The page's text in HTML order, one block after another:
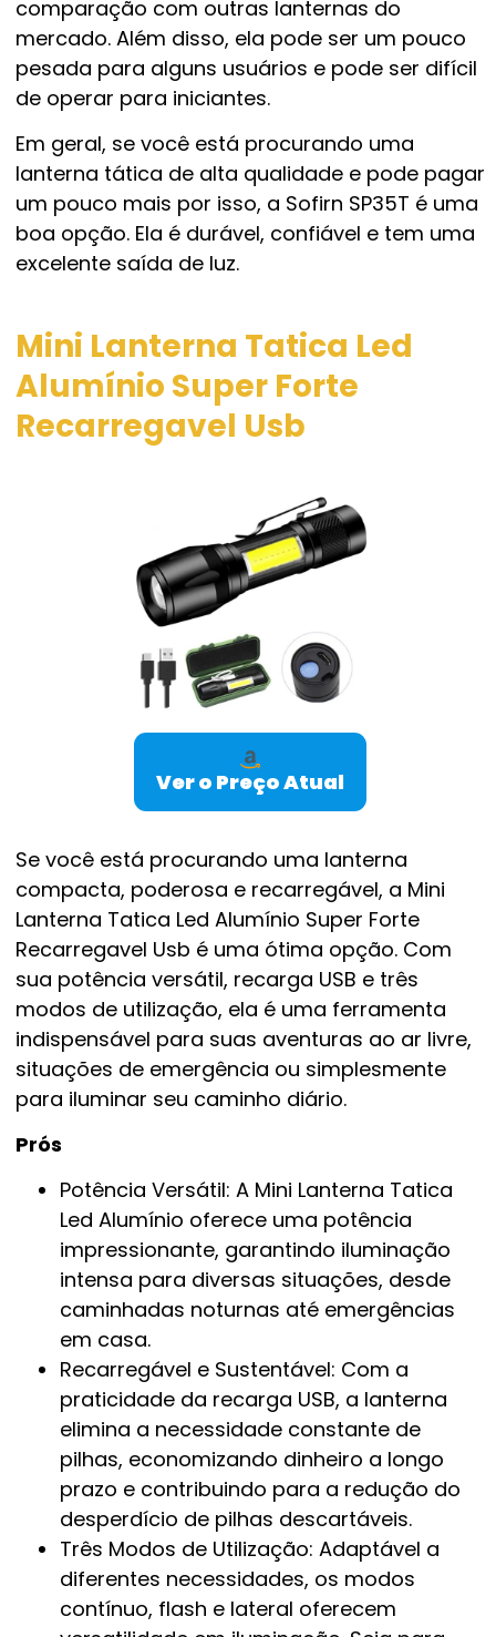
comparação com outras lanternas do
mercado. Além disso, ela pode ser um pouco
pesada para alguns usuários e pode ser difícil
de operar para iniciantes.
Em geral, se você está procurando uma
lanterna tática de alta qualidade e pode pagar
um pouco mais por isso, a Sofirn SP35T é uma
boa opção. Ela é durável, confiável e tem uma
excelente saída de luz.
Mini Lanterna Tatica Led
Alumínio Super Forte
Recarregavel Usb
Ver o Preço Atual
Se você está procurando uma lanterna
compacta, poderosa e recarregável, a Mini
Lanterna Tatica Led Alumínio Super Forte
Recarregavel Usb é uma ótima opção. Com
sua potência versátil, recarga USB e três
modos de utilização, ela é uma ferramenta
indispensável para suas aventuras ao ar livre,
situações de emergência ou simplesmente
para iluminar seu caminho diário.
Prós
Potência Versátil: A Mini Lanterna Tatica
Led Alumínio oferece uma potência
impressionante, garantindo iluminação
intensa para diversas situações, desde
caminhadas noturnas até emergências
em casa.
Recarregável e Sustentável: Com a
praticidade da recarga USB, a lanterna
elimina a necessidade constante de
pilhas, economizando dinheiro a longo
prazo e contribuindo para a redução do
desperdício de pilhas descartáveis.
Três Modos de Utilização: Adaptável a
diferentes necessidades, os modos
contínuo, flash e lateral oferecem